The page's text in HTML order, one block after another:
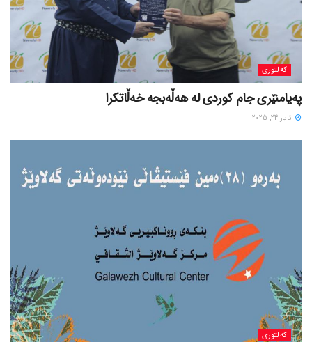
کەلتوری
پەیامنێری جام کوردی لە ھەڵەبجە خەڵاتکرا
ئایار 24, 2025
کەلتوری